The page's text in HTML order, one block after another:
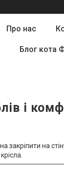
Про нас
Блог кота
і
на